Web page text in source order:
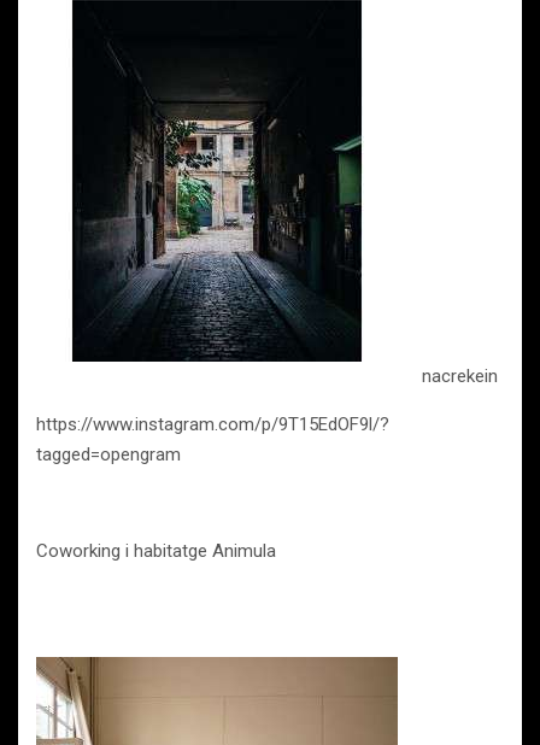
nacrekein
https://www.instagram.com/p/9T15EdOF9l/?
tagged=opengram
Coworking i habitatge Animula